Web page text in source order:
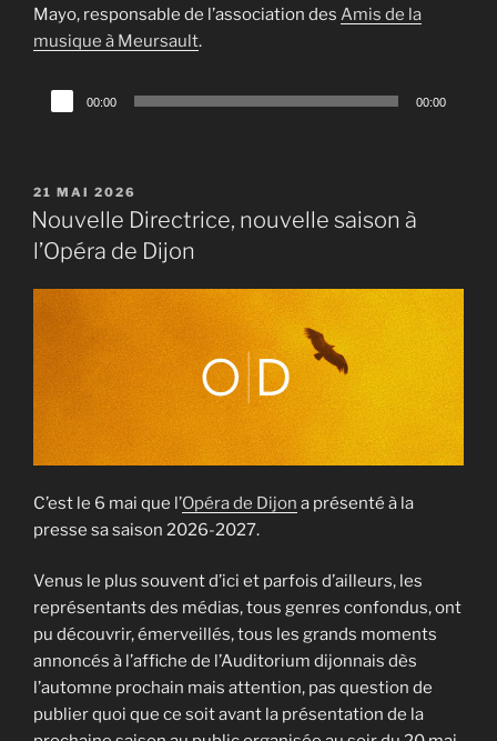
Mayo, responsable de l’association des Amis de la
musique à Meursault.
Lecteur
audio
00:00 00:00
PUBLIÉ
LE
21 MAI 2026
Nouvelle Directrice, nouvelle saison à
l’Opéra de Dijon
C’est le 6 mai que l’Opéra de Dijon a présenté à la
presse sa saison 2026-2027.
Venus le plus souvent d’ici et parfois d’ailleurs, les
représentants des médias, tous genres confondus, ont
pu découvrir, émerveillés, tous les grands moments
annoncés à l’affiche de l’Auditorium dijonnais dès
l’automne prochain mais attention, pas question de
publier quoi que ce soit avant la présentation de la